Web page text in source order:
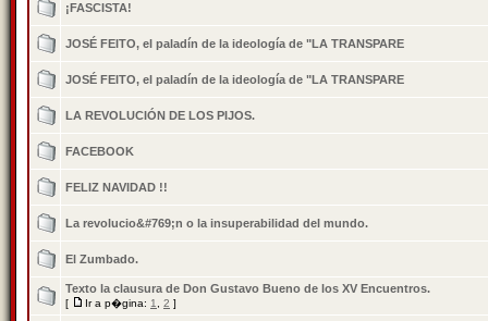
¡FASCISTA!
JOSÉ FEITO, el paladín de la ideología de "LA TRANSPARE
JOSÉ FEITO, el paladín de la ideología de "LA TRANSPARE
LA REVOLUCIÓN DE LOS PIJOS.
FACEBOOK
FELIZ NAVIDAD !!
La revolucio&#769;n o la insuperabilidad del mundo.
El Zumbado.
Texto la clausura de Don Gustavo Bueno de los XV Encuentros.
[ Ir a p�gina: 1 2 ]